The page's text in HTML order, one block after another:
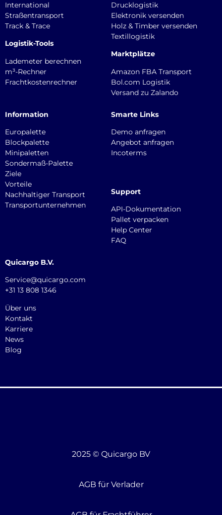
International
Straßentransport
Track & Trace
Logistik-Tools
Lademeter berechnen
m³-Rechner
Frachtkostenrechner
Drucklogistik
Elektronik versenden
Holz & Timber versenden
Textillogistik
Marktplätze
Amazon FBA Transport
Bol.com Logistik
Versand zu Zalando
Information
Europalette
Blockpalette
Minipaletten
Sondermaß-Palette
Ziele
Vorteile
Nachhaltiger Transport
Transportunternehmen
Smarte Links
Demo anfragen
Angebot anfragen
Incoterms
Support
API-Dokumentation
Pallet verpacken
Help Center
FAQ
Quicargo B.V.
Service@quicargo.com
+31 13 808 1346
Über uns
Kontakt
Karriere
News
Blog
2025 © Quicargo BV
AGB für Verlader